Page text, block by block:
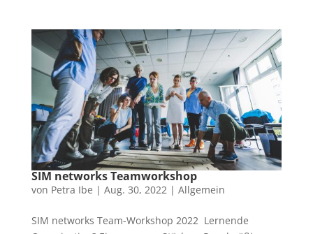
SIM networks Teamworkshop
von Petra Ibe | Aug. 30, 2022| Allgemein
SIM networks Team-Workshop 2022 Lernende